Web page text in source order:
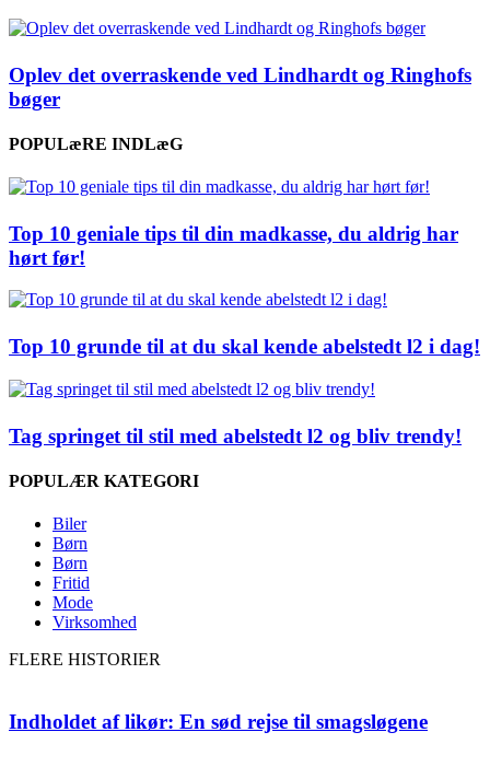
Oplev det overraskende ved Lindhardt og Ringhofs
bøger
POPULæRE INDLæG
Top 10 geniale tips til din madkasse, du aldrig har
hørt før!
Top 10 grunde til at du skal kende abelstedt l2 i dag!
Tag springet til stil med abelstedt l2 og bliv trendy!
POPULÆR KATEGORI
Biler
Børn
Børn
Fritid
Mode
Virksomhed
FLERE HISTORIER
Indholdet af likør: En sød rejse til smagsløgene